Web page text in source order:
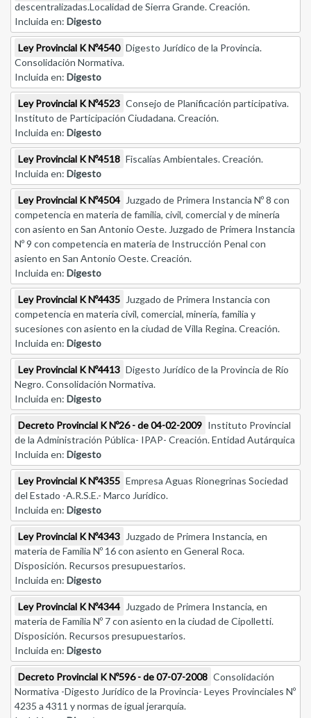
descentralizadas.Localidad de Sierra Grande. Creación.
Incluida en: Digesto
Ley Provincial K Nº4540 Digesto Jurídico de la Provincia.
Consolidación Normativa.
Incluida en: Digesto
Ley Provincial K Nº4523 Consejo de Planificación participativa.
Instituto de Participación Ciudadana. Creación.
Incluida en: Digesto
Ley Provincial K Nº4518 Fiscalías Ambientales. Creación.
Incluida en: Digesto
Ley Provincial K Nº4504 Juzgado de Primera Instancia Nº 8 con
competencia en materia de familia, civil, comercial y de minería
con asiento en San Antonio Oeste. Juzgado de Primera Instancia
Nº 9 con competencia en materia de Instrucción Penal con
asiento en San Antonio Oeste. Creación.
Incluida en: Digesto
Ley Provincial K Nº4435 Juzgado de Primera Instancia con
competencia en materia civil, comercial, minería, familia y
sucesiones con asiento en la ciudad de Villa Regina. Creación.
Incluida en: Digesto
Ley Provincial K Nº4413 Digesto Jurídico de la Provincia de Río
Negro. Consolidación Normativa.
Incluida en: Digesto
Decreto Provincial K Nº26 - de 04-02-2009 Instituto Provincial
de la Administración Pública- IPAP- Creación. Entidad Autárquica
Incluida en: Digesto
Ley Provincial K Nº4355 Empresa Aguas Rionegrinas Sociedad
del Estado -A.R.S.E.- Marco Jurídico.
Incluida en: Digesto
Ley Provincial K Nº4343 Juzgado de Primera Instancia, en
materia de Familia Nº 16 con asiento en General Roca.
Disposición. Recursos presupuestarios.
Incluida en: Digesto
Ley Provincial K Nº4344 Juzgado de Primera Instancia, en
materia de Familia Nº 7 con asiento en la ciudad de Cipolletti.
Disposición. Recursos presupuestarios.
Incluida en: Digesto
Decreto Provincial K Nº596 - de 07-07-2008 Consolidación
Normativa -Digesto Jurídico de la Provincia- Leyes Provinciales Nº
4235 a 4311 y normas de igual jerarquía.